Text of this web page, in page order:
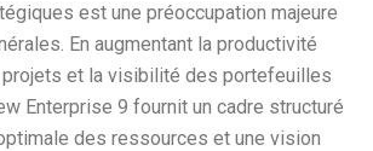
est une préoccupation majeure
En augmentant la productivité
et la visibilité des portefeuilles
Enterprise 9 fournit un cadre structuré
des ressources et une vision